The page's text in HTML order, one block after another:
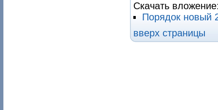
Скачать
Порядок
вверх страницы